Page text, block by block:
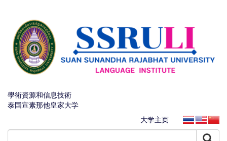
學術資源和信息技術
泰国宣素那他皇家大学
大学主页